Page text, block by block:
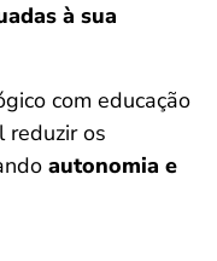
à sua
com educação
reduzir os
autonomia e